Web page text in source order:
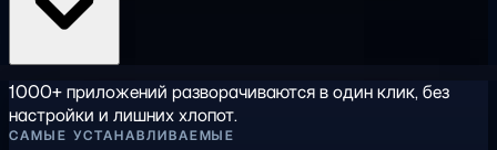
1000+ приложений разворачиваются в один клик, без
настройки и лишних хлопот.
САМЫЕ УСТАНАВЛИВАЕМЫЕ